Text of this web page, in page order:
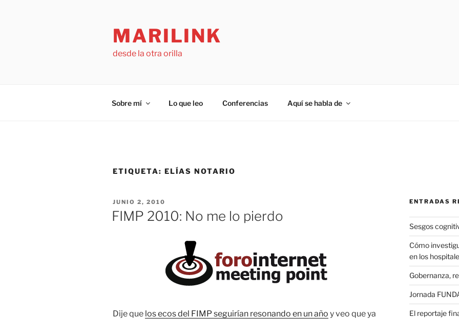
MARILINK
desde la otra orilla
Sobre mí Lo que leo Conferencias Aquí se habla de
ETIQUETA: ELÍAS NOTARIO
PUBLICADO
EL
JUNIO 2, 2010
FIMP 2010: No me lo pierdo
Dije que los ecos del FIMP seguirían resonando en un año y veo que ya
ENTRADAS
Sesgos
Cómo
en los
Gobernanza,
Jornada
El reportaje